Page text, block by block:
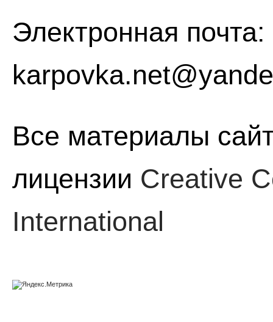
Электронная почта:
Все материалы
лицензии Creative
International